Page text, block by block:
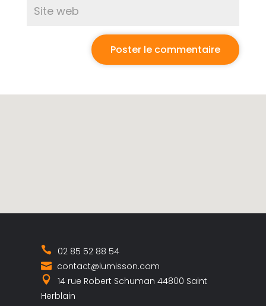
02 85 52 88 54
contact@lumisson.com
14 rue Robert Schuman 44800 Saint
Herblain